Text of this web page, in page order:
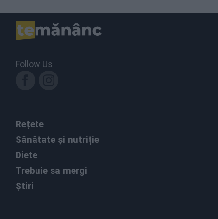
Follow Us
Rețete
Sănătate și nutriție
Diete
Trebuie sa mergi
Știri